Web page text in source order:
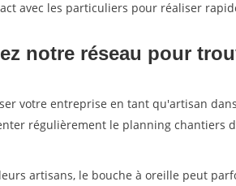
avec les particuliers pour réaliser
notre réseau pour
votre entreprise en tant qu'artisan
régulièrement le planning chantiers
artisans, le bouche à oreille peut